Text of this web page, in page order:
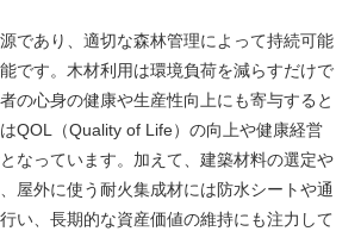
であり、適切な森林管理によって持続可能
です。木材利用は環境負荷を減らすだけで
の心身の健康や生産性向上にも寄与すると
QOL（Quality of Life）の向上や健康経営
なっています。加えて、建築材料の選定や
屋外に使う耐火集成材には防水シートや通
い、長期的な資産価値の維持にも注力して